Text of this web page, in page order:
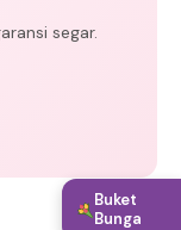
segar.
Buket
Bunga